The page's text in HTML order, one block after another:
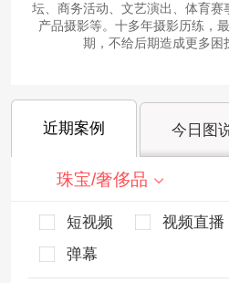
坛、商务活动、文艺演出、体育赛
产品摄影等。十多年摄影历练，
期，不给后期造成更多困
近期案例 今日图
珠宝/奢侈品
短视频 视频直播
弹幕